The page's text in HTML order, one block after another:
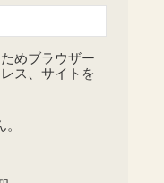
めブラウザー
ス、サイトを